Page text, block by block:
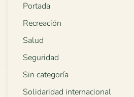
Portada
Recreación
Salud
Seguridad
Sin categoría
Solidaridad internacional